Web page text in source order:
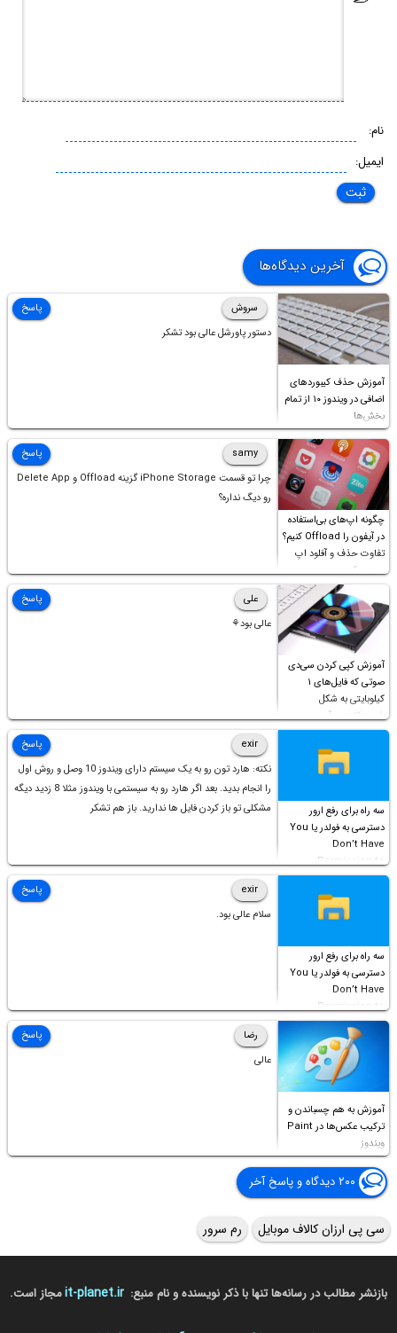
نام:
ایمیل:
آخرین دیدگاه‌ها
آموزش حذف کیبوردهای
اضافی در ویندوز ۱۰ از تمام
بخش‌ها
سروش
دستور پاورشل عالی بود تشکر
پاسخ
چگونه اپ‌های بی‌استفاده
در آیفون را Offload کنیم؟
تفاوت حذف و آفلود اپ
چیست؟
samy
چرا تو قسمت iPhone Storage گزینه Offload و Delete App
رو دیگ نداره؟
پاسخ
آموزش کپی کردن سی‌دی
صوتی که فایل‌های ۱
کیلوبایتی به شکل
شورت‌کات در آن موجود
است!
علی
عالی بود⚘
پاسخ
سه راه برای رفع ارور
دسترسی به فولدر یا You
Don’t Have
Permission to
Access this folder
exir
نکته: هارد تون رو به یک سیستم دارای ویندوز 10 وصل و روش اول
را انجام بدید. بعد اگر هارد رو به سیستمی با ویندوز مثلا 8 زدید دیگه
مشکلی تو باز کردن فایل ها ندارید. باز هم تشکر
پاسخ
سه راه برای رفع ارور
دسترسی به فولدر یا You
Don’t Have
Permission to
Access this folder
exir
سلام عالی بود.
پاسخ
آموزش به هم چسباندن و
ترکیب عکس‌ها در Paint
ویندوز
رضا
عالی
پاسخ
۲۰۰ دیدگاه و پاسخ آخر
سی پی ارزان کالاف موبایل رم سرور
بازنشر مطالب در رسانه‌ها تنها با ذکر نویسنده و نام منبع: it-planet.irمجاز است.